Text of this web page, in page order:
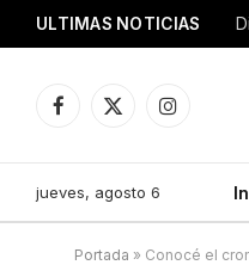
ULTIMAS NOTICIAS
Facebook
X
Instagram
jueves, agosto 6
Portada » Conocé el